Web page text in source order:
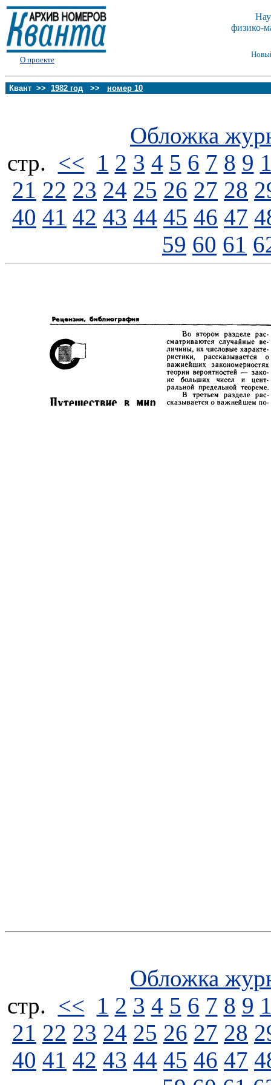
О проекте
физико-
Квант >> 1982 год >> номер 10
Обложка
стp. << 1 2 3 4 5 6 7 8 9
21 22 23 24 25 26 27 28
40 41 42 43 44 45 46 47
59 60 61
Обложка
стp. << 1 2 3 4 5 6 7 8 9
21 22 23 24 25 26 27 28
40 41 42 43 44 45 46 47